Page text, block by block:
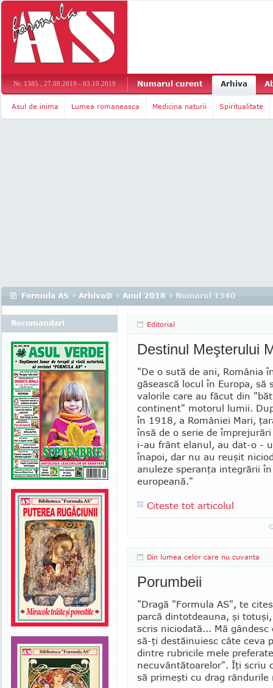
Nr. 1385 , 27.09.2019 - 03.10.2019 Numarul curent Arhiva
Asul de inima Lumea romaneasca Medicina naturii Spiritualitate
Formula AS › Arhiva@ › Anul 2018 › Numarul 1340
Editorial
Destinul Meşterului
"De o sută de ani, România
găsească locul în Europa, să
valorile care au făcut din
continent" motorul lumii.
în 1918, a României Mari,
însă de o serie de
i-au frânt elanul, au dat-o -
înapoi, dar nu au reuşit
anuleze speranţa integrării
europeană."
Citeste tot articolul
Din lumea celor care nu cuvanta
Porumbeii
"Dragă "Formula AS", te
par­că din­totdeauna, şi
scris nicio­da­tă... Mă gândesc
să-ţi des­tăinuiesc câte ceva
dintre ru­bri­cile mele
necu­vân­tă­toa­relor". Îţi scriu
să pri­meşti cu drag rândurile
Recomandari